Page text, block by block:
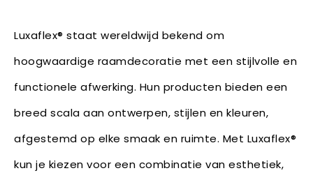
Luxaflex® staat wereldwijd bekend om
hoogwaardige raamdecoratie met een stijlvolle en
functionele afwerking. Hun producten bieden een
breed scala aan ontwerpen, stijlen en kleuren,
afgestemd op elke smaak en ruimte. Met Luxaflex®
kun je kiezen voor een combinatie van esthetiek,